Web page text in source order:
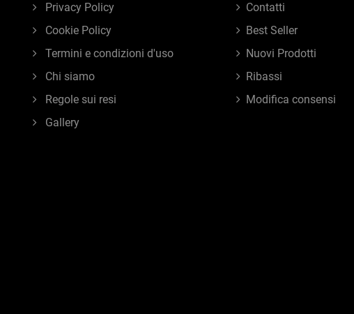
Contatti
Best Seller
Nuovi Prodotti
Ribassi
Modifica consensi
Privacy Policy
Cookie Policy
Termini e condizioni d'uso
Chi siamo
Regole sui resi
Gallery